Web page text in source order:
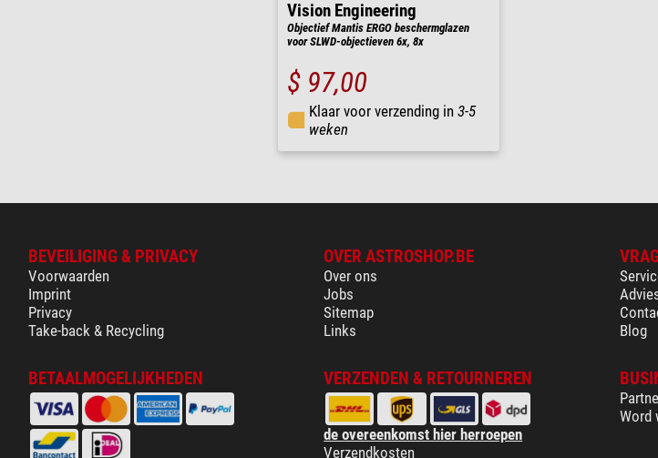
Vision Engineering
Objectief Mantis ERGO beschermglazen
voor SLWD-objectieven 6x, 8x
$ 97,00
Klaar voor verzending in 3-5
weken
BEVEILIGING & PRIVACY
Voorwaarden
Imprint
Privacy
Take-back & Recycling
OVER ASTROSHOP.BE
Over ons
Jobs
Sitemap
Links
Blog
BETAALMOGELIJKHEDEN VERZENDEN & RETOURNEREN
de overeenkomst hier herroepen
Verzendkosten
Word